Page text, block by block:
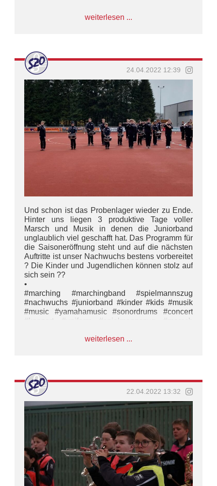
weiterlesen ...
24.04.2022 12:39
Und schon ist das Probenlager wieder zu Ende.
Hinter uns liegen 3 produktive Tage voller
Marsch und Musik in denen die Juniorband
unglaublich viel geschafft hat. Das Programm für
die Saisoneröffnung steht und auf die nächsten
Auftritte ist unser Nachwuchs bestens vorbereitet
? Die Kinder und Jugendlichen können stolz auf
sich sein ??
•
#marching #marchingband #spielmannszug
#nachwuchs #juniorband #kinder #kids #musik
#music #yamahamusic #sonordrums #concert
#konzert #uniform #spielmannszug #marsch
#impulsamateurmusik#bmco #wirsinddiemusik
weiterlesen ...
22.04.2022 13:32